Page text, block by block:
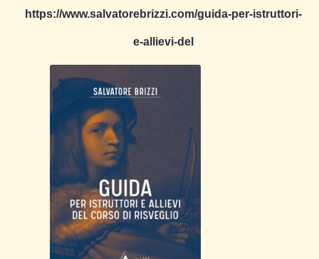
https://www.salvatorebrizzi.com/guida-per-istruttori-
e-allievi-del